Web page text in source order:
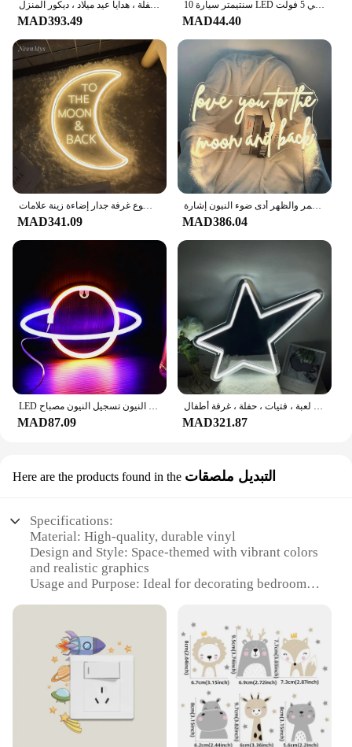
الأجانب-مضحك الأخضر الأجانب أدى ضوء النيون علامة ، الفن جدار الزينة ، غرفة الألعاب ، حفلة ، هدايا عيد ميلاد ، ديكور المنزل
MAD393.49
10 سنتيمتر سيارة LED السماء المرصعة بالنجوم ليلة ضوء الأحمر أو الأرجواني 5 فولت USB بالطاقة غالاكسي ستار العارض مصباح ل سقف السيارة ديكور للسقف التوصيل
MAD44.40
إلى القمر والخلف ثلاثية الأبعاد نحت أضواء النيون هدية عيد ميلاد الزفاف شخصية حفلة رائد الفضاء موضوع غرفة جدار إضاءة زينة علامات
MAD341.09
أحبك إلى القمر والظهر أدى ضوء النيون إشارة ، USB بالطاقة ، ديكور الجدار ، ديكور الغرفة ، مكتب الحزب ، هدية عيد ميلاد ، حانة
MAD386.04
LED مصباح النيون بيضاوي الشكل كوكب النيون تسجيل النيون مصباح USB بطارية تعمل بالطاقة حائط ديكور منزل ضوء غرفة الحفلات بار الإضاءة ديكور
MAD87.09
لافتة نيون مرآة نجمة لديكور الحائط ، إضاءة ليد ، إضاءة ليلية ، منزل ، غرفة نوم ، لعبة ، فتيات ، حفلة ، غرفة أطفال ، USB
MAD321.87
Here are the products found in the التبديل ملصقات
Specifications:
Material: High-quality, durable vinyl
Design and Style: Space-themed with vibrant colors
and realistic graphics
Usage and Purpose: Ideal for decorating bedrooms,
Performance and Property: Easy to apply and
remove without damaging walls
Shape or Size: Available in multiple sizes to fit
various wall spaces
Quantity: Sold as sets, offering a complete space-
themed room transformation
Features:
**Transform Your Space with a Touch of the